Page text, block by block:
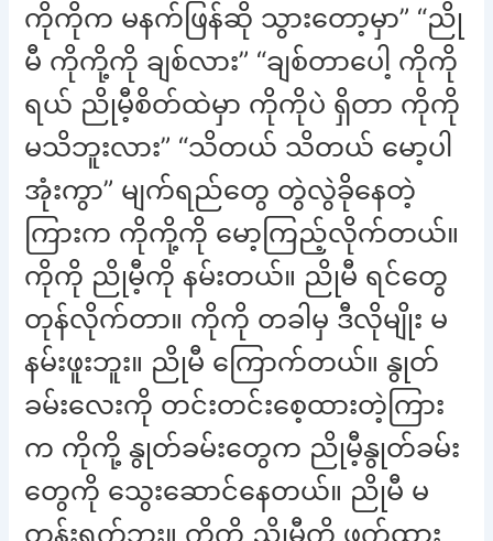
ကိုကိုက မနက်ဖြန်ဆို သွားတော့မှာ” “ညို
မီ ကိုကို့ကို ချစ်လား” “ချစ်တာပေါ့ ကိုကို
ရယ် ညိုမီ့စိတ်ထဲမှာ ကိုကိုပဲ ရှိတာ ကိုကို
မသိဘူးလား” “သိတယ် သိတယ် မော့ပါ
အုံးကွာ” မျက်ရည်တွေ တွဲလွဲခိုနေတဲ့
ကြားက ကိုကို့ကို မော့ကြည့်လိုက်တယ်။
ကိုကို ညိုမီ့ကို နမ်းတယ်။ ညိုမီ ရင်တွေ
တုန်လိုက်တာ။ ကိုကို တခါမှ ဒီလိုမျိုး မ
နမ်းဖူးဘူး။ ညိုမီ ကြောက်တယ်။ နွုတ်
ခမ်းလေးကို တင်းတင်းစေ့ထားတဲ့ကြား
က ကိုကို့ နွုတ်ခမ်းတွေက ညိုမီ့နွုတ်ခမ်း
တွေကို သွေးဆောင်နေတယ်။ ညိုမီ မ
တွန်းရက်ဘူး။ ကိုကို ညိုမီ့ကို ဖက်ထား